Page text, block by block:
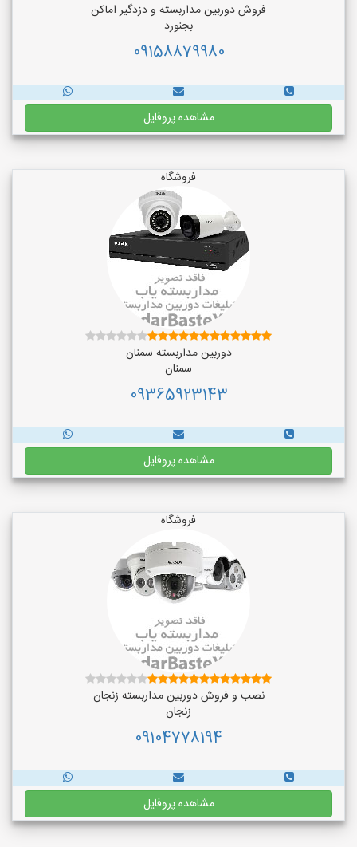
فروش دوربین مداربسته و دزدگیر اماکن
بجنورد
09158879980
مشاهده پروفایل
فروشگاه
دوربین مداربسته سمنان
سمنان
09365923143
مشاهده پروفایل
فروشگاه
نصب و فروش دوربین مداربسته زنجان
زنجان
09104778194
مشاهده پروفایل